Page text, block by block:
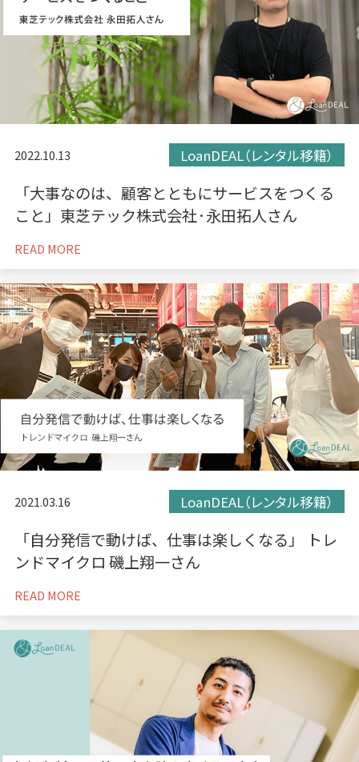
2022.10.13 LoanDEAL（レンタル移籍）
「大事なのは、顧客とともにサービスをつくる
こと」東芝テック株式会社·永田拓人さん
READ MORE
2021.03.16 LoanDEAL（レンタル移籍）
「自分発信で動けば、仕事は楽しくなる」 トレ
ンドマイクロ 磯上翔一さん
READ MORE